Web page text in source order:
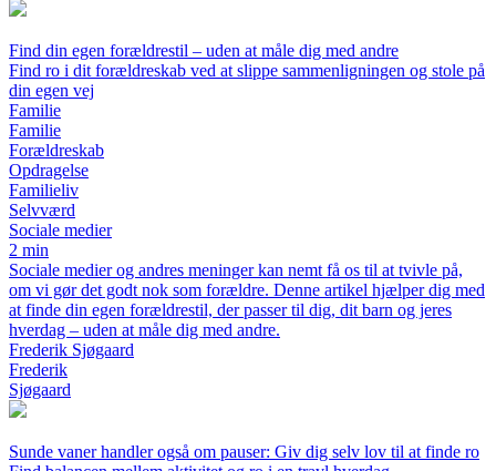
Find din egen forældrestil – uden at måle dig med andre
Find ro i dit forældreskab ved at slippe sammenligningen og stole på
din egen vej
Familie
Familie
Forældreskab
Opdragelse
Familieliv
Selvværd
Sociale medier
2 min
Sociale medier og andres meninger kan nemt få os til at tvivle på,
om vi gør det godt nok som forældre. Denne artikel hjælper dig med
at finde din egen forældrestil, der passer til dig, dit barn og jeres
hverdag – uden at måle dig med andre.
Frederik Sjøgaard
Frederik
Sjøgaard
Sunde vaner handler også om pauser: Giv dig selv lov til at finde ro